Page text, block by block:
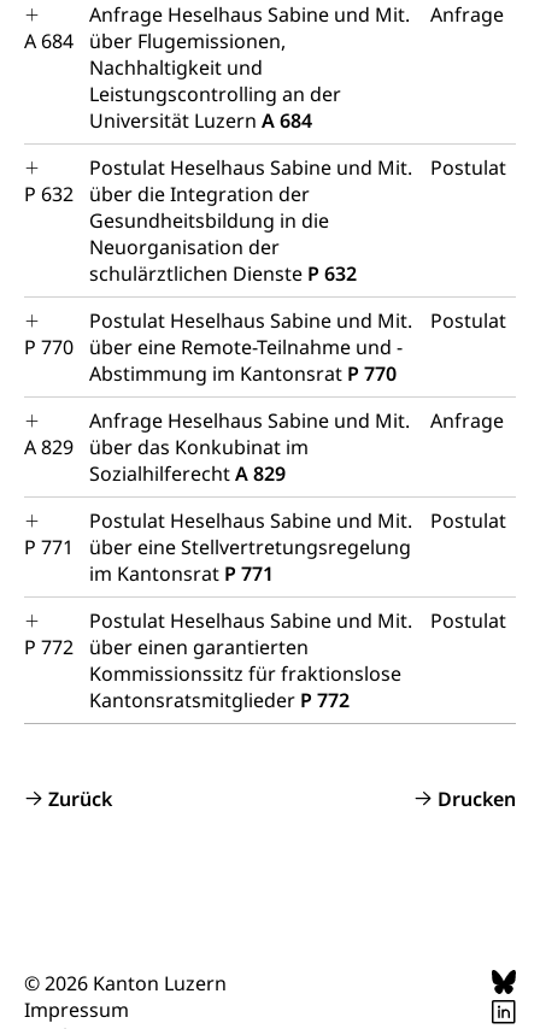
A 684
Anfrage Heselhaus Sabine und Mit.
über Flugemissionen,
Nachhaltigkeit und
Leistungscontrolling an der
Universität Luzern A 684
Anfrage
P 632
Postulat Heselhaus Sabine und Mit.
über die Integration der
Gesundheitsbildung in die
Neuorganisation der
schulärztlichen Dienste P 632
Postulat
P 770
Postulat Heselhaus Sabine und Mit.
über eine Remote-Teilnahme und -
Abstimmung im Kantonsrat P 770
Postulat
A 829
Anfrage Heselhaus Sabine und Mit.
über das Konkubinat im
SozialhilferechtA 829
Anfrage
P 771
Postulat Heselhaus Sabine und Mit.
über eine Stellvertretungsregelung
im Kantonsrat P 771
Postulat
P 772
Postulat Heselhaus Sabine und Mit.
über einen garantierten
Kommissionssitz für fraktionslose
Kantonsratsmitglieder P 772
Postulat
Zurück Drucken
© 2026 Kanton Luzern
Impressum